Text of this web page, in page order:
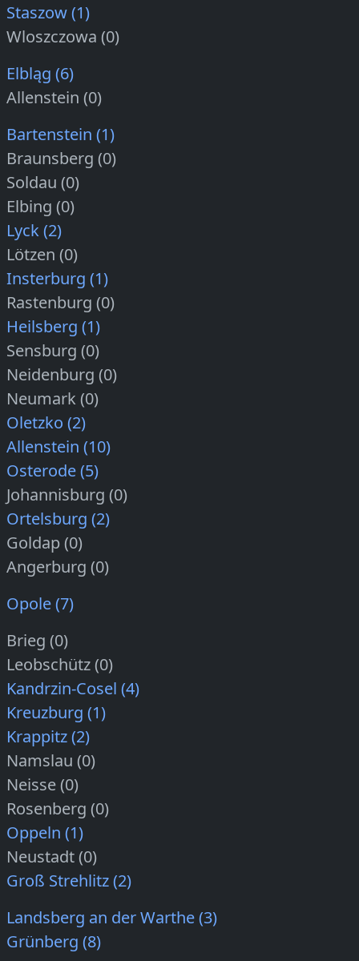
Staszow (1)
Wloszczowa (0)
Elbląg (6)
Allenstein (0)
Bartenstein (1)
Braunsberg (0)
Soldau (0)
Elbing (0)
Lyck (2)
Lötzen (0)
Insterburg (1)
Rastenburg (0)
Heilsberg (1)
Sensburg (0)
Neidenburg (0)
Neumark (0)
Oletzko (2)
Allenstein (10)
Osterode (5)
Johannisburg (0)
Ortelsburg (2)
Goldap (0)
Angerburg (0)
Opole (7)
Brieg (0)
Leobschütz (0)
Kandrzin-Cosel (4)
Kreuzburg (1)
Krappitz (2)
Namslau (0)
Neisse (0)
Rosenberg (0)
Oppeln (1)
Neustadt (0)
Groß Strehlitz (2)
Landsberg an der Warthe (3)
Grünberg (8)